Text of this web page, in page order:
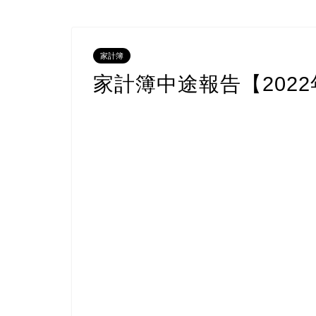
家計簿
家計簿中途報告【2022